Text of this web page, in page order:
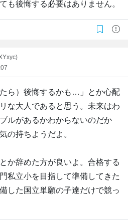
も後悔する必要はありません。
たら）後悔するかも…」とか心配
な大人であると思う。未来はわ
ルがあるかわからないのだか
の持ちようだよ。
か辞めた方が良いよ。合格する
私立小を目指して準備してきた
した国立単願の子達だけで競っ